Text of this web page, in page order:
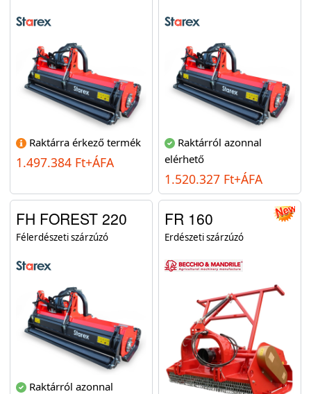
Raktárra érkező termék
1.497.384 Ft+ÁFA
Raktárról azonnal
elérhető
1.520.327 Ft+ÁFA
FH FOREST 220
Félerdészeti szárzúzó
Raktárról azonnal
FR 160
Erdészeti szárzúzó